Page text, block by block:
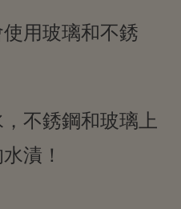
用玻璃和不銹
不銹鋼和玻璃上
漬！